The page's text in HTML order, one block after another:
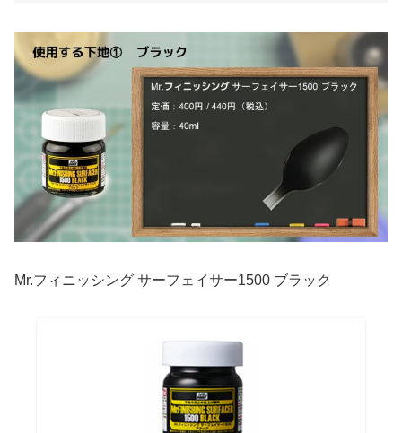
Mr.フィニッシング サーフェイサー1500 ブラック